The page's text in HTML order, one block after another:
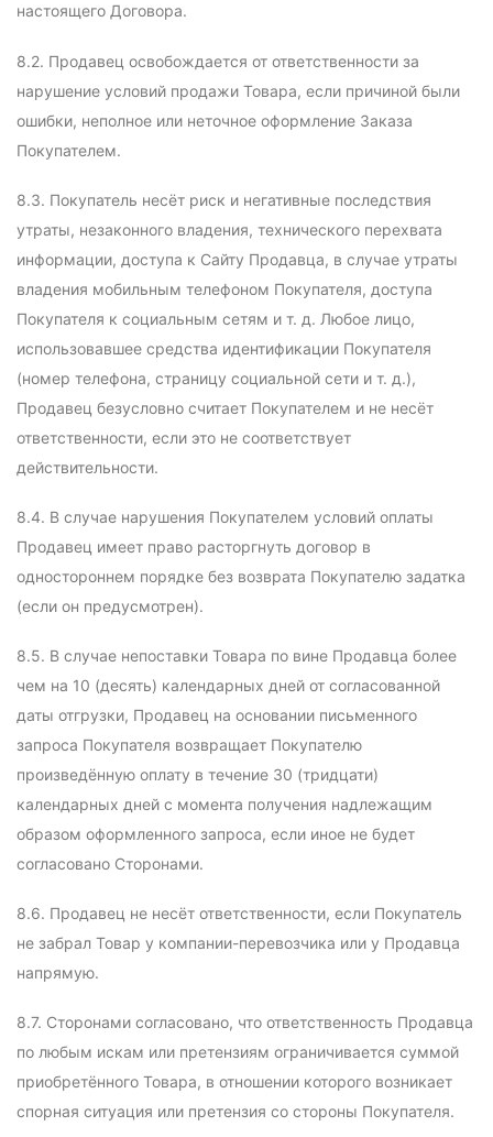
настоящего Договора.
8.2. Продавец освобождается от ответственности за
нарушение условий продажи Товара, если причиной были
ошибки, неполное или неточное оформление Заказа
Покупателем.
8.3. Покупатель несёт риск и негативные последствия
утраты, незаконного владения, технического перехвата
информации, доступа к Сайту Продавца, в случае утраты
владения мобильным телефоном Покупателя, доступа
Покупателя к социальным сетям и т. д. Любое лицо,
использовавшее средства идентификации Покупателя
(номер телефона, страницу социальной сети и т. д.),
Продавец безусловно считает Покупателем и не несёт
ответственности, если это не соответствует
действительности.
8.4. В случае нарушения Покупателем условий оплаты
Продавец имеет право расторгнуть договор в
одностороннем порядке без возврата Покупателю задатка
(если он предусмотрен).
8.5. В случае непоставки Товара по вине Продавца более
чем на 10 (десять) календарных дней от согласованной
даты отгрузки, Продавец на основании письменного
запроса Покупателя возвращает Покупателю
произведённую оплату в течение 30 (тридцати)
календарных дней с момента получения надлежащим
образом оформленного запроса, если иное не будет
согласовано Сторонами.
8.6. Продавец не несёт ответственности, если Покупатель
не забрал Товар у компании-перевозчика или у Продавца
напрямую.
8.7. Сторонами согласовано, что ответственность Продавца
по любым искам или претензиям ограничивается суммой
приобретённого Товара, в отношении которого возникает
спорная ситуация или претензия со стороны Покупателя.